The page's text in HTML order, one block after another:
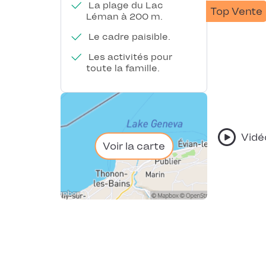
La plage du Lac
Léman à 200 m.
Le cadre paisible.
Les activités pour
toute la famille.
Voir la carte
Top Vente